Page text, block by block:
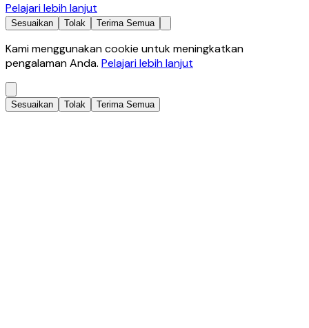
Pelajari lebih lanjut
Sesuaikan Tolak Terima Semua
Kami menggunakan cookie untuk meningkatkan
pengalaman Anda. Pelajari lebih lanjut
Sesuaikan Tolak Terima Semua